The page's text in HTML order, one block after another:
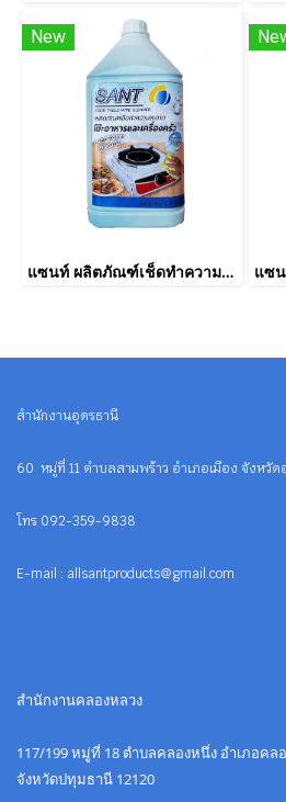
New
แซนท์ ผลิตภัณฑ์เช็ดทำความสะอาดโต๊ะอาหาร กลิ่นออริจินอล ขนาดบรรจุ 4 ลิตร
สำนักงานอุดรธานี
60 หมู่ที่ 11 ตำบลสามพร้าว อำเภอเมือง จังหวัด
โทร 092-359-9838
E-mail : allsantproducts@gmail.com
สำนักงานคลองหลวง
117/199 หมูู่ที่ 18 ตำบลคลองหนึ่ง อำเภอคล
จังหวัดปทุมธานี 12120